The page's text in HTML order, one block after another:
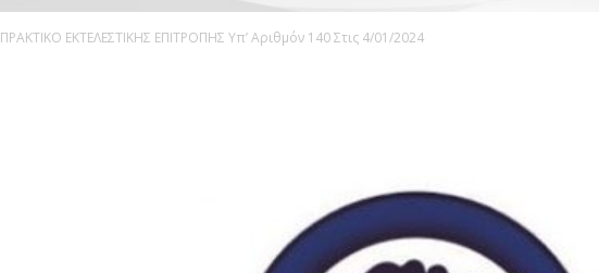
ΠΡΑΚΤΙΚΟ ΕΚΤΕΛΕΣΤΙΚΗΣ ΕΠΙΤΡΟΠΗΣ Υπ’ Αριθμόν 140 Στις 4/01/2024